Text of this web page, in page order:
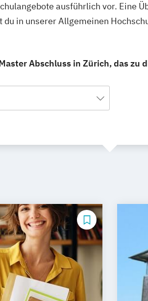
ausführlich vor. Eine
in unserer Allgemeinen
Abschluss in Zürich, das zu